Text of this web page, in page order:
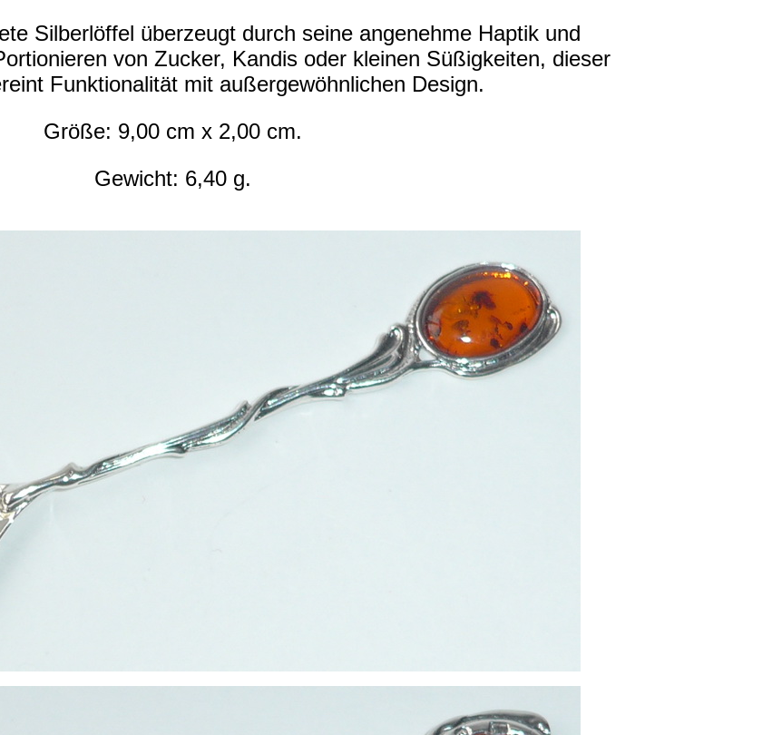
Silberlöffel überzeugt durch seine angenehme Haptik und
von Zucker, Kandis oder kleinen Süßigkeiten, dieser
Funktionalität mit außergewöhnlichen Design.
Größe: 9,00 cm x 2,00 cm.
Gewicht: 6,40 g.